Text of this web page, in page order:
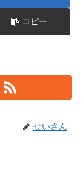
コピー
せいさん